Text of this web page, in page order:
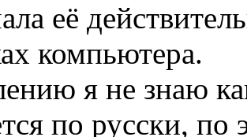
её
компьютера.
я не знаю
по русски, по